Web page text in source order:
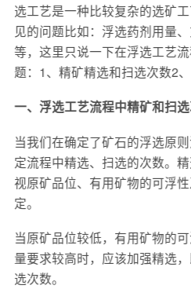
选工艺是一种比较复杂的选矿
见的问题比如：浮选药剂用量
等，这里只说一下在浮选工艺
题：1、精矿精选和扫选次数2
一、浮选工艺流程中精矿和扫选
当我们在确定了矿石的浮选原
定流程中精选、扫选的次数。
视原矿品位、有用矿物的可浮
定。
当原矿品位较低，有用矿物的
量要求较高时，应该加强精选
选次数。